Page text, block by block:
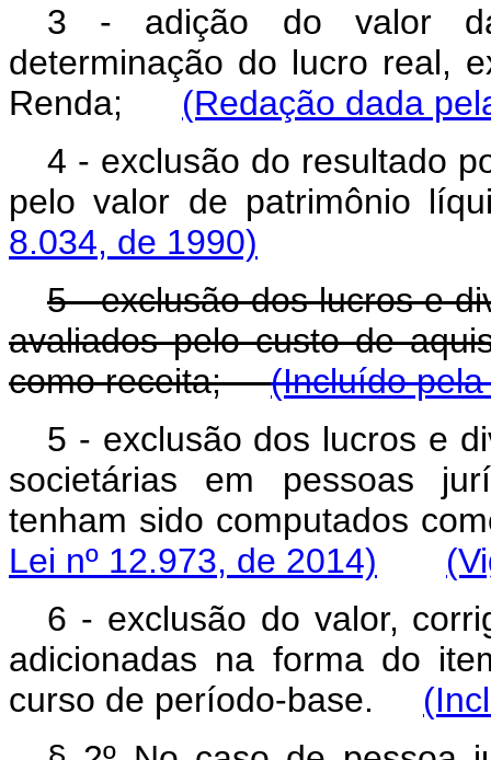
3 - adição do valor
determinação do lucro real,
Renda; (Redação dada
4 - exclusão do resultado
pelo valor de patrimônio
8.034, de 1990)
5 - exclusão dos lucros e
avaliados pelo custo de
como receita;(Incluído
5 - exclusão dos lucros e
societárias em pessoas
tenham sido
Lei nº 12.973, de 2014)
6 - exclusão do valor,
adicionadas na forma do
curso de período-base.